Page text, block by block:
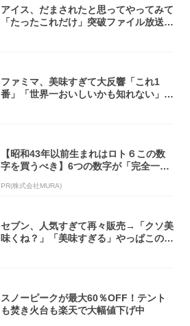
アイス、だまされたと思ってやってみて
「たったこれだけ」突破ファイル放送で
ファミマ、美味すぎて大反響「これ1
番」「世界一おいしいかも知れない」
【昭和43年以前生まれはロト６この数
字を買うべき】6つの数字が「完全一
PR(株式会社MURA)
セブン、人気すぎて再々販売→「クソ美
味くね？」「美味すぎる」やっぱこのク
スノーピークが最大60％OFF！テント
も焚き火台も楽天で大幅値下げ中